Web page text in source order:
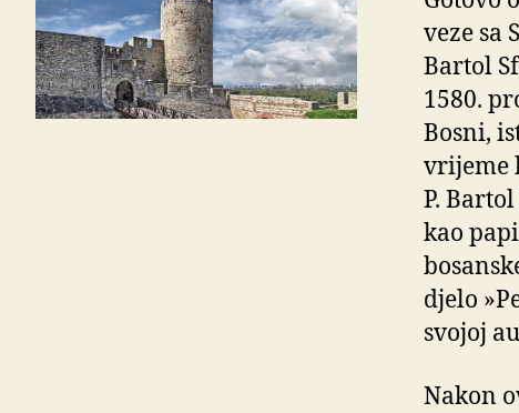
veze sa
Bartol
1580.
Bosni,
vrijeme
P.
kao
djelo
svojoj
Nakon